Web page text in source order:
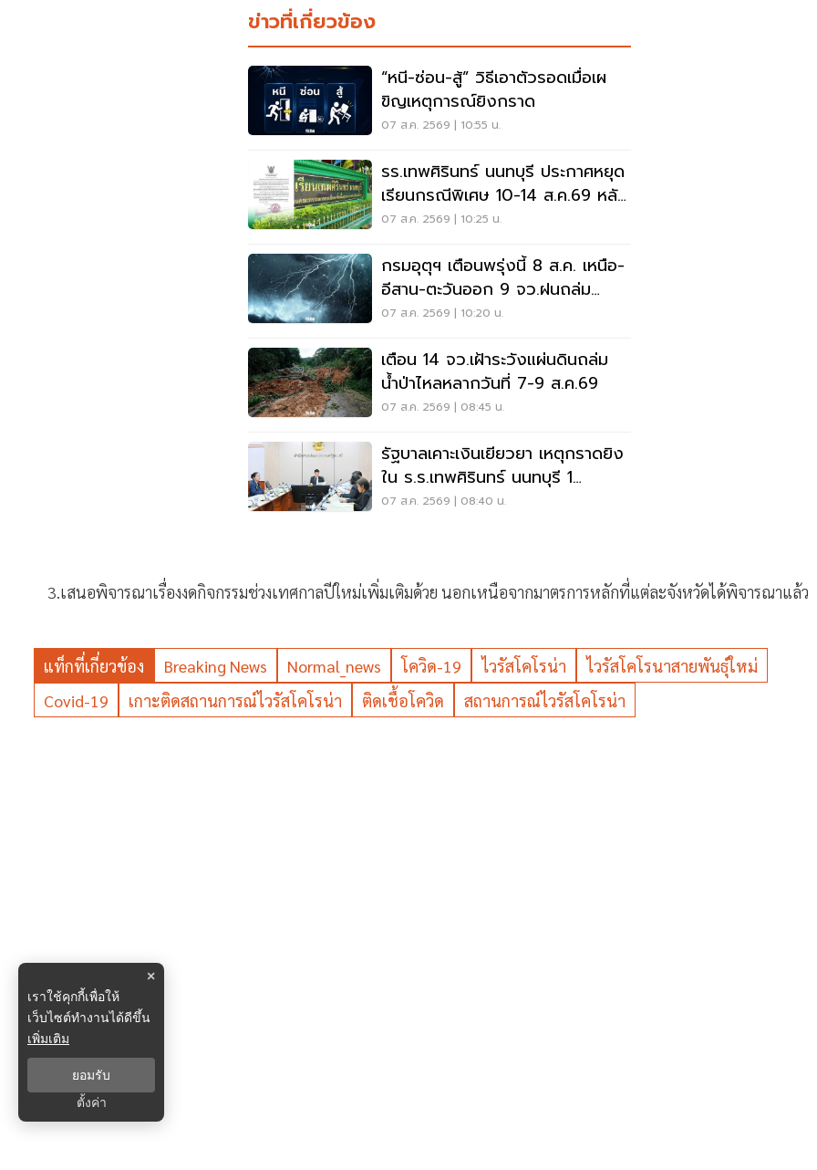
ข่าวที่เกี่ยวข้อง
“หนี-ซ่อน-สู้” วิธีเอาตัวรอดเมื่อเผ
ขิญเหตุการณ์ยิงกราด
07 ส.ค. 2569 | 10:55 น.
รร.เทพศิรินทร์ นนทบุรี ประกาศหยุด
เรียนกรณีพิเศษ 10-14 ส.ค.69 หลัง
เหตุกราดยิง
07 ส.ค. 2569 | 10:25 น.
กรมอุตุฯ เตือนพรุ่งนี้ 8 ส.ค. เหนือ-
อีสาน-ตะวันออก 9 จว.ฝนถล่ม
ระวังน้ำท่วมฉับพลัน
07 ส.ค. 2569 | 10:20 น.
เตือน 14 จว.เฝ้าระวังแผ่นดินถล่ม
น้ำป่าไหลหลากวันที่ 7-9 ส.ค.69
07 ส.ค. 2569 | 08:45 น.
รัฐบาลเคาะเงินเยียวยา เหตุกราดยิง
ใน ร.ร.เทพศิรินทร์ นนทบุรี 1
แสน-1ล้าน
07 ส.ค. 2569 | 08:40 น.
3.เสนอพิจารณาเรื่องงดกิจกรรมช่วงเทศกาลปีใหม่เพิ่มเติมด้วย นอกเหนือจากมาตรการหลักที่แต่ละจังหวัดได้พิจารณาแล้ว
แท็กที่เกี่ยวข้อง Breaking News Normal_news โควิด-19 ไวรัสโคโรน่า
ไวรัสโคโรนาสายพันธุ์ใหม่
Covid-19
เกาะติดสถานการณ์ไวรัสโคโรน่า ติดเชื้อโควิด สถานการณ์ไวรัสโคโรน่า
×
เราใช้คุกกี้เพื่อให้
เว็บไซต์ทำงานได้ดีขึ้น
เพิ่มเติม
ยอมรับ
ตั้งค่า